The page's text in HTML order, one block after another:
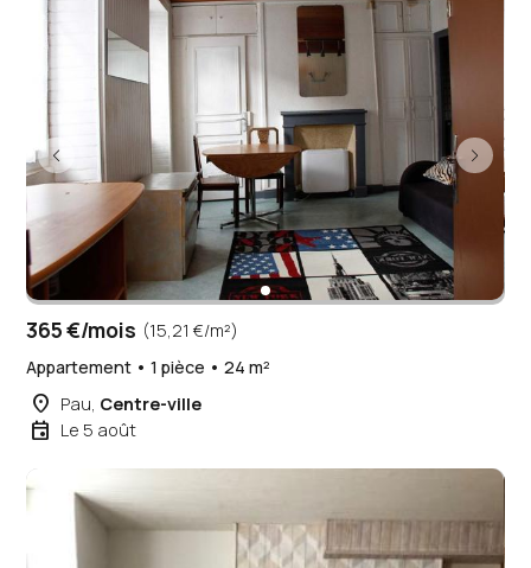
365 €/mois (15,21 €/m²)
Appartement • 1 pièce • 24 m²
place Pau, Centre-ville
event Le 5 août